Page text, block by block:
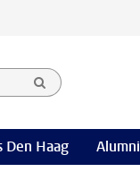
Den Haag Alumni